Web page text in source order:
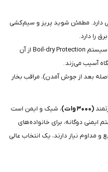
بالایی دارد. مطمئن شوید پریز و سیم‌کشی
را دارد.
هرگز کتری را بدون آب روشن نکنید. سیستم Boil-dry Protection از آن
آسیب می‌زند .
بعد از جوش آمدن)، مراقب بخار
(۳۰۰۰ وات)
، شیک و ایمن است
ایمنی دوگانه، برای خانواده‌های
مداوم نیاز دارند، یک انتخاب عالی